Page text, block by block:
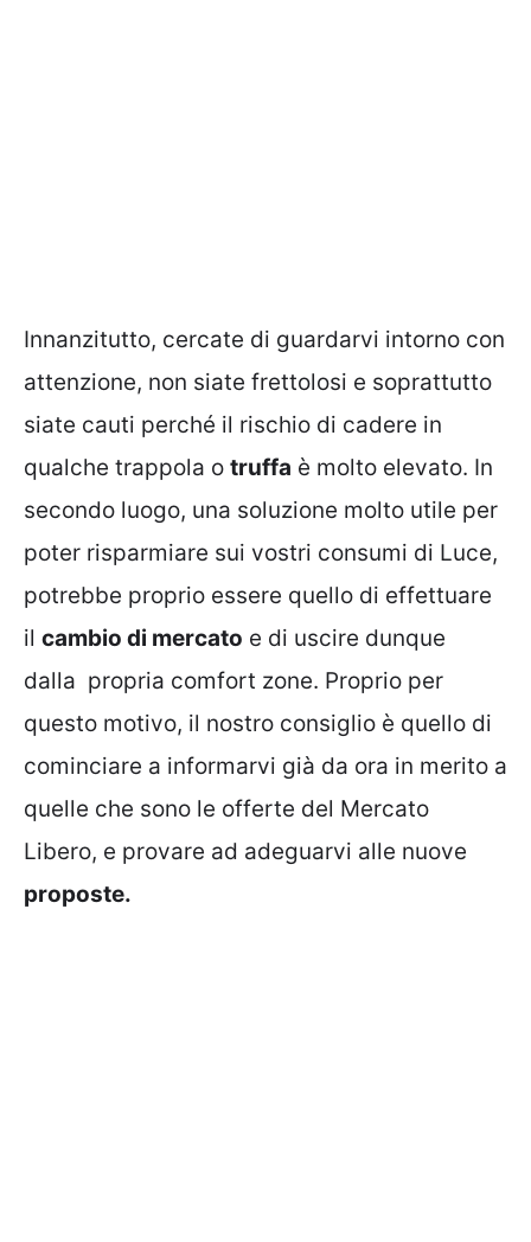
Innanzitutto, cercate di guardarvi intorno con
attenzione, non siate frettolosi e soprattutto
siate cauti perché il rischio di cadere in
qualche trappola o truffa è molto elevato. In
secondo luogo, una soluzione molto utile per
poter risparmiare sui vostri consumi di Luce,
potrebbe proprio essere quello di effettuare
il cambio di mercato e di uscire dunque
dalla propria comfort zone. Proprio per
questo motivo, il nostro consiglio è quello di
cominciare a informarvi già da ora in merito a
quelle che sono le offerte del Mercato
Libero, e provare ad adeguarvi alle nuove
proposte.